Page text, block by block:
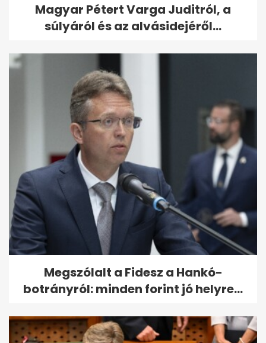
Magyar Pétert Varga Juditról, a
súlyáról és az alvásidejéről...
Megszólalt a Fidesz a Hankó-
botrányról: minden forint jó helyre...